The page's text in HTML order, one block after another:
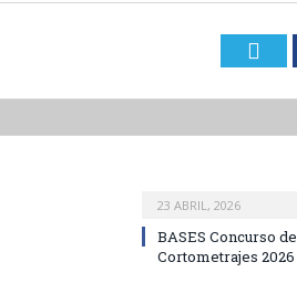
23 ABRIL, 2026
BASES Concurso de
Cortometrajes 2026